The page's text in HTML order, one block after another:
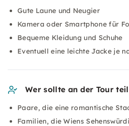
Gute Laune und Neugier
Kamera oder Smartphone für
Bequeme Kleidung und Schuhe
Eventuell eine leichte Jacke je
Wer sollte an der Tour
Paare, die eine romantische
Familien, die Wiens